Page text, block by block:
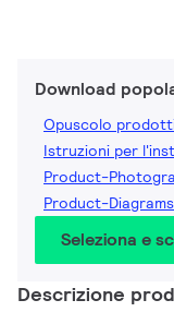
Download
Opuscolo
Istruzioni per
Product-
Product-
Seleziona e
Descrizione